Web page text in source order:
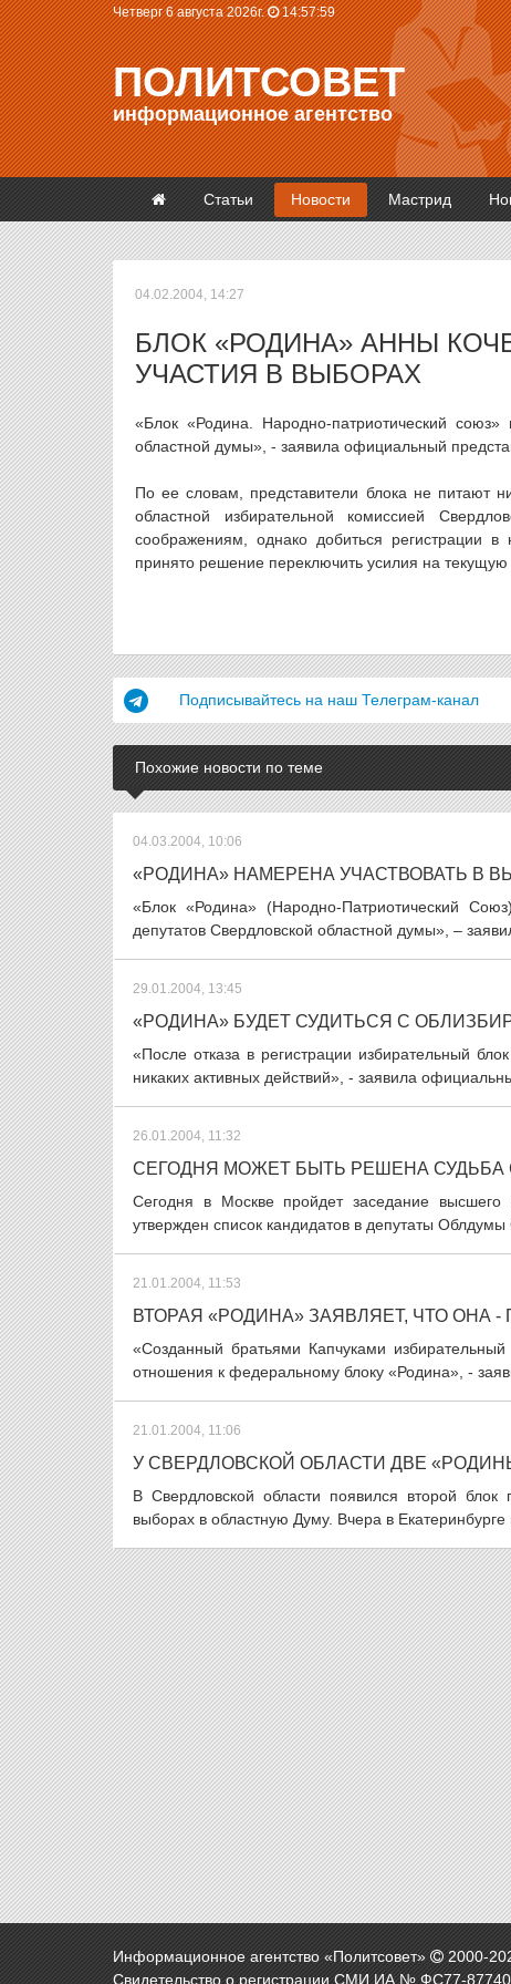
Четверг 6 августа 2026г. 14:57:59
ПОЛИТСОВЕТ
информационное агентство
Статьи Новости Мастрид
04.02.2004, 14:27
БЛОК «РОДИНА» АННЫ
УЧАСТИЯ В ВЫБОРАХ
«Блок «Родина. Народно-патриотический
областной думы», - заявила официальный
По ее словам, представители блока не питают
областной избирательной комиссией
соображениям, однако добиться регистрации
принято решение переключить усилия на
Подписывайтесь на наш Телеграм-канал
Похожие новости по теме
04.03.2004, 10:06
«РОДИНА» НАМЕРЕНА УЧАСТВОВАТЬ В
«Блок «Родина» (Народно-Патриотический
депутатов Свердловской областной думы», –
29.01.2004, 13:45
«РОДИНА» БУДЕТ СУДИТЬСЯ С
«После отказа в регистрации избирательный
никаких активных действий», - заявила
26.01.2004, 11:32
СЕГОДНЯ МОЖЕТ БЫТЬ РЕШЕНА СУДЬБА
Сегодня в Москве пройдет заседание
утвержден список кандидатов в депутаты Облдумы
21.01.2004, 11:53
ВТОРАЯ «РОДИНА» ЗАЯВЛЯЕТ, ЧТО ОНА -
«Созданный братьями Капчуками
отношения к федеральному блоку «Родина», -
21.01.2004, 11:06
У СВЕРДЛОВСКОЙ ОБЛАСТИ ДВЕ
В Свердловской области появился второй
выборах в областную Думу. Вчера в
Информационное агентство «Политсовет» 2000-
Свидетельство о регистрации СМИ ИА № ФС77-87740